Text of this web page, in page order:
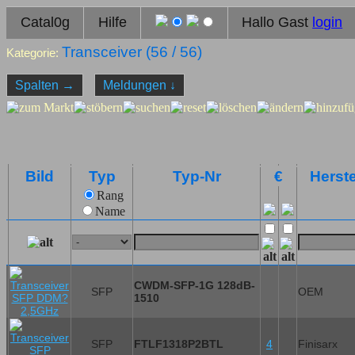
Catal0g Hilfe Hallo Gast login
Kategorie: Transceiver (56 / 56)
Spalten → Meldungen ↓
Bild Typ Typ-Nr €
Rang
Name
SFP
CWDM-SFP-1G 128dB-
1510
OEM
SFP FTLF1318P2BTL 4 Finisarx